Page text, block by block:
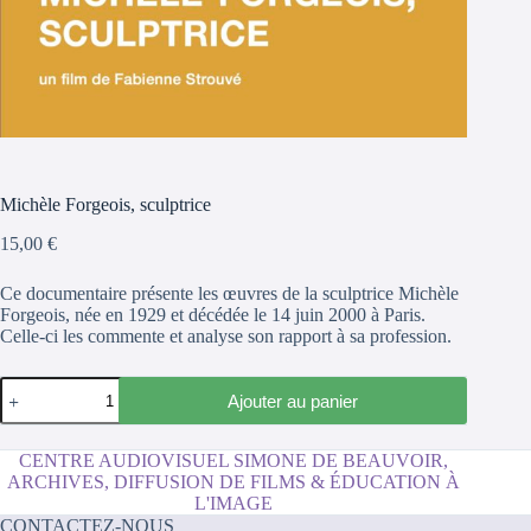
Michèle Forgeois, sculptrice
15,00 €
Ce documentaire présente les œuvres de la sculptrice Michèle
Forgeois, née en 1929 et décédée le 14 juin 2000 à Paris.
Celle-ci les commente et analyse son rapport à sa profession.
quantité
de
Michèle
sculptrice
Ajouter au panier
CENTRE AUDIOVISUEL SIMONE DE BEAUVOIR,
ARCHIVES, DIFFUSION DE FILMS & ÉDUCATION À
L'IMAGE
CONTACTEZ-NOUS